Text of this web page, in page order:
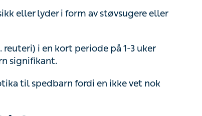
skyldes noe annet, som for eksempel
er vanlig gråt eller kolikkgråt.
i omtrent tre timer i strekk.